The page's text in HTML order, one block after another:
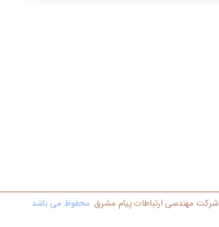
شرکت مهندسي ارتباطات پیام مشرق محفوظ مي باشد